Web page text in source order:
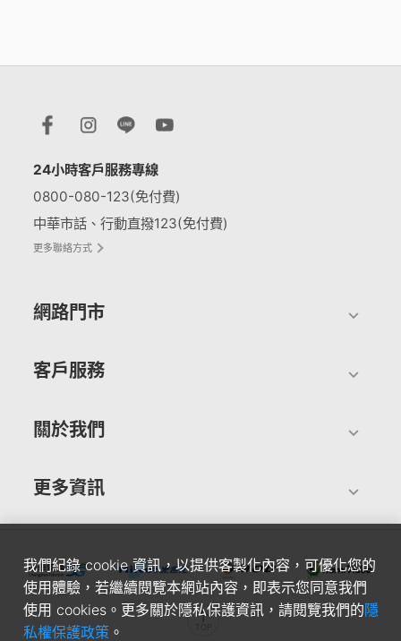
24小時客戶服務專線
0800-080-123(免付費)
中華市話、行動直撥123(免付費)
更多聯絡方式
網路門市
客戶服務
關於我們
更多資訊
我們紀錄 cookie 資訊，以提供客製化內容，可優化您的
使用體驗，若繼續閱覽本網站內容，即表示您同意我們
使用 cookies。更多關於隱私保護資訊，請閱覽我們的隱
私權保護政策。